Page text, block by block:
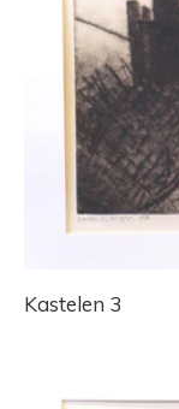
Kastelen 3